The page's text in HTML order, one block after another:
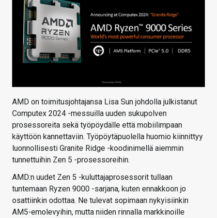
HAKU
AMD on toimitusjohtajansa Lisa Sun johdolla julkistanut
Computex 2024 -messuilla uuden sukupolven
prosessoreita sekä työpöydälle että mobiilimpaan
käyttöön kannettaviin. Työpöytäpuolella huomio kiinnittyy
luonnollisesti Granite Ridge -koodinimellä aiemmin
tunnettuihin Zen 5 -prosessoreihin.
AMD:n uudet Zen 5 -kuluttajaprosessorit tullaan
tuntemaan Ryzen 9000 -sarjana, kuten ennakkoon jo
osattiinkin odottaa. Ne tulevat sopimaan nykyisiinkin
AM5-emolevyihin, mutta niiden rinnalla markkinoille